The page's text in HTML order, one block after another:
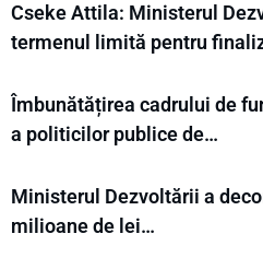
Cseke Attila: Ministerul
termenul limită pentru
Îmbunătățirea cadrului de
a politicilor publice de…
Ministerul Dezvoltării a
milioane de lei…